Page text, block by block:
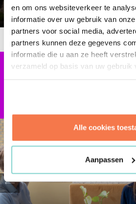
en om ons websiteverkeer te
informatie over uw gebruik van
partners voor social media,
partners kunnen deze gegevens
informatie die u aan ze heeft
verzameld op basis van uw gebruik
Alle cookies
Aanpassen
Samenwerking tussen 21 gemeenten